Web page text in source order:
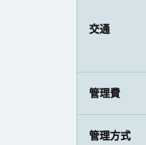
交通
管理費
管理方式